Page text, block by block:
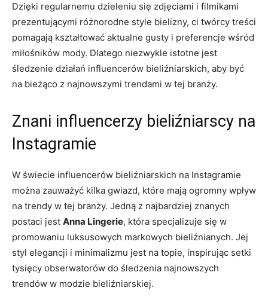
Dzięki regularnemu ​dzieleniu‍ się zdjęciami ⁢i filmikami
prezentującymi różnorodne style bielizny, ci ⁣twórcy⁣ treści
pomagają kształtować ⁢aktualne gusty‌ i preferencje ‌wśród
miłośników mody.‌ Dlatego niezwykle istotne jest
⁤śledzenie‌ działań ‍influencerów⁢ bieliźniarskich, aby⁣ być
‍na bieżąco z najnowszymi trendami‍ w tej branży.
Znani influencerzy bieliźniarscy na
⁣Instagramie
W‍ świecie influencerów bieliźniarskich‍ na Instagramie
⁣można zauważyć kilka gwiazd, które mają⁢ ogromny wpływ
na trendy w tej branży. Jedną z ​najbardziej znanych
⁤postaci‍ jest Anna Lingerie, która specjalizuje się w‌
promowaniu⁢ luksusowych markowych bieliźnianych.⁣ Jej
styl elegancji⁣ i‍ minimalizmu ⁢jest ⁤na topie, inspirując setki
tysięcy obserwatorów⁤ do śledzenia najnowszych
trendów ⁣w modzie bieliźniarskiej.